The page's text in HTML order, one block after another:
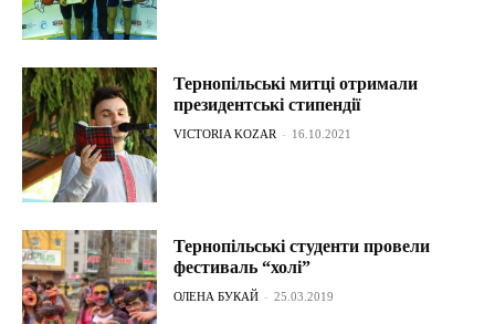
Тернопільські митці отримали
президентські стипендії
VICTORIA KOZAR - 16.10.2021
Тернопільські студенти провeли
фестиваль “холі”
ОЛЕНА БУКАЙ - 25.03.2019